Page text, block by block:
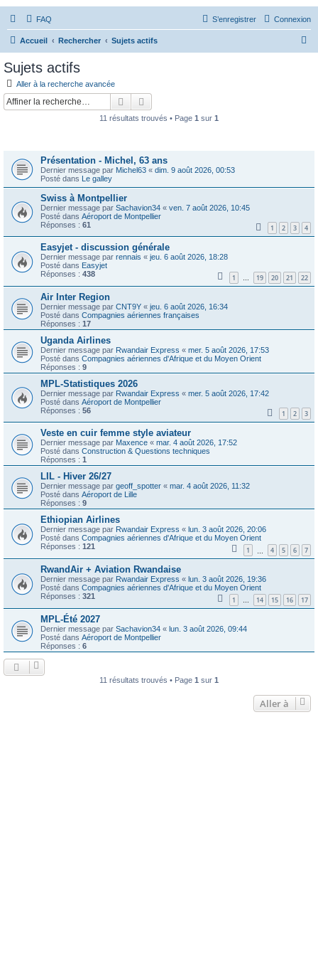
FAQ Connexion
S’enregistrer
Accueil Rechercher Sujets actifs
Sujets actifs
Aller à la recherche avancée
Rechercher
11 résultats trouvés • Page 1 sur 1
Présentation - Michel, 63 ans
Dernier message par Michel63 « dim. 9 août 2026, 00:53
Posté dans Le galley
Swiss à Montpellier
Dernier message par Sachavion34 « ven. 7 août 2026, 10:45
Posté dans Aéroport de Montpellier
Réponses : 61 1 2 3 4
Easyjet - discussion générale
Dernier message par rennais « jeu. 6 août 2026, 18:28
Posté dans Easyjet
Réponses : 438 1 … 19 20 21 22
Air Inter Region
Dernier message par CNT9Y « jeu. 6 août 2026, 16:34
Posté dans Compagnies aériennes françaises
Réponses : 17
Uganda Airlines
Dernier message par Rwandair Express « mer. 5 août 2026, 17:53
Posté dans Compagnies aériennes d'Afrique et du Moyen Orient
Réponses : 9
MPL-Statistiques 2026
Dernier message par Rwandair Express « mer. 5 août 2026, 17:42
Posté dans Aéroport de Montpellier
Réponses : 56 1 2 3
Veste en cuir femme style aviateur
Dernier message par Maxence « mar. 4 août 2026, 17:52
Posté dans Construction & Questions techniques
Réponses : 1
LIL - Hiver 26/27
Dernier message par geoff_spotter « mar. 4 août 2026, 11:32
Posté dans Aéroport de Lille
Réponses : 9
Ethiopian Airlines
Dernier message par Rwandair Express « lun. 3 août 2026, 20:06
Posté dans Compagnies aériennes d'Afrique et du Moyen Orient
Réponses : 121 1 4 5 6 7
RwandAir + Aviation Rwandaise
Dernier message par Rwandair Express « lun. 3 août 2026, 19:36
Posté dans Compagnies aériennes d'Afrique et du Moyen Orient
Réponses : 321 1 … 14 15 16 17
MPL-Été 2027
Dernier message par Sachavion34 « lun. 3 août 2026, 09:44
Posté dans Aéroport de Montpellier
Réponses : 6
11 résultats trouvés • Page 1 sur 1
Aller à